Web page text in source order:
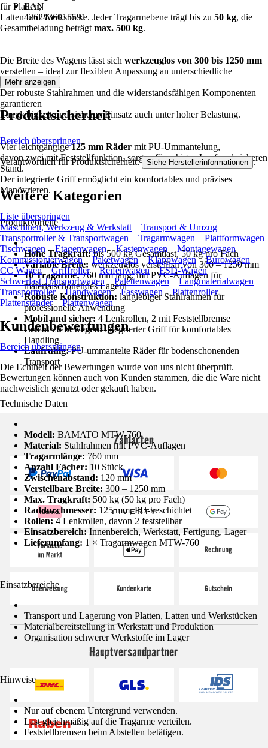
EAN
4262436015591
für Platten,
Latten und Werkstücke. Jeder Tragarmebene trägt bis zu 50 kg, die
Gesamtbeladung beträgt max. 500 kg.
Die Breite des Wagens lässt sich werkzeuglos von 300 bis 1250 mm
verstellen – ideal zur flexiblen Anpassung an unterschiedliche
Materialgrößen.
Der robuste Stahlrahmen und die widerstandsfähigen Komponenten
garantieren
Langlebigkeit und sicheren Einsatz auch unter hoher Belastung.
Vier leichtgängige125 mm Räder mit PU-Ummantelung,
davon zwei mit Feststellfunktion, sorgen für ruhigen Lauf und sicheren
Stand.
Der integrierte Griff ermöglicht ein komfortables und präzises
Manövrieren.
Produktvorteile
Hohe Tragkraft:bis 500 kg Gesamtlast, 50 kg pro Fach
Variable Breite: werkzeuglos verstellbar von 300 – 1250 mm
10 Tragarme:760 mm lang, mit PVC-Auflagen für
materialschonendes Lagern
Robuste Konstruktion: langlebiger Stahlrahmen für
professionelle Anwendung
Mobil und sicher: 4 Lenkrollen, 2 mit Feststellbremse
Leicht zu bewegen:integrierter Griff für komfortables
Handling
Laufruhig:PU-ummantelte Räder für bodenschonenden
Transport
Technische Daten
Modell: BAMATO MTW-760
Material: Stahlrahmen mit PVC-Auflagen
Tragarmlänge: 760 mm
Anzahl Fächer: 10 Stück
Zwischenabstand: 120 mm
Verstellbare Breite: 300 – 1250 mm
Max. Tragkraft: 500 kg (50 kg pro Fach)
Raddurchmesser: 125 mm, PU-beschichtet
Rollen:4 Lenkrollen, davon 2 feststellbar
Einsatzbereich: Innenbereich, Werkstatt, Fertigung, Lager
Lieferumfang: 1 × Tragarmwagen MTW-760
Einsatzbereiche
Transport und Lagerung von Platten, Latten und Werkstücken
Materialbereitstellung in Werkstatt und Produktion
Organisation schwerer Werkstoffe im Lager
Hinweise
Nur auf ebenem Untergrund verwenden.
Last gleichmäßig auf die Tragarme verteilen.
Feststellbremsen beim Abstellen betätigen.
Mehr anzeigen
Produktsicherheit
Bereich überspringen
Verantwortlich für Produktsicherheit: Siehe Herstellerinformationen .
Weitere Kategorien
Liste überspringen
Maschinen, Werkzeug & Werkstatt
Transport & Umzug
Transportroller & Transportwagen
Tragarmwagen
Plattformwagen
Tischwagen
Etagenwagen Kastenwagen
Montagewagen
Kommissionierwagen
Paketwagen Klappwagen
Bürowagen
CC Wagen
Griffroller Reifenwagen
ESD-Wagen
Schwerlast Transportwagen
Palettenwagen
Langmaterialwagen
Transportroller
Handwagen Fasswagen
Plattenroller
Plattenständer
Plattenwagen
Kundenbewertungen
Bereich überspringen
Die Echtheit der Bewertungen wurde von uns nicht überprüft.
Bewertungen können auch von Kunden stammen, die die Ware nicht
nachweislich genutzt oder gekauft haben.
Zahlarten
Hauptversandpartner